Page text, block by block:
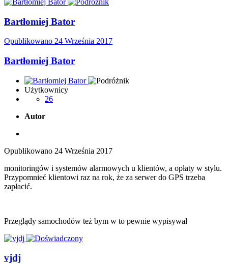
Bartłomiej Bator
Opublikowano 24 Września 2017
Bartłomiej Bator
Użytkownicy
26
Autor
Opublikowano 24 Września 2017
monitoringów i systemów alarmowych u klientów, a opłaty w stylu.
Przypomnieć klientowi raz na rok, że za serwer do GPS trzeba
zapłacić.
Przeglądy samochodów też bym w to pewnie wypisywał
vjdj